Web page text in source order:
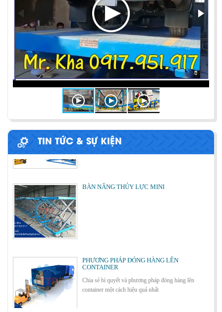
TIN TỨC & SỰ KIỆN
PHƯƠNG PHÁP ĐÓNG HÀNG LÊN
CONTAINER
Chia sẻ bí quyết và phương pháp đóng hàng lên
container một cách hiệu quả nhất
ỨNG DỤNG CỦA BÀN NÂNG THỦY LỰC
Cùng tìm hiểu về ứng dụng của bàn nâng thủy lực
trong các lĩnh vực, ngành nghề.
CONTAINER
Chia sẻ bí quyết và phương pháp đóng hàng lên
container một cách hiệu quả nhất